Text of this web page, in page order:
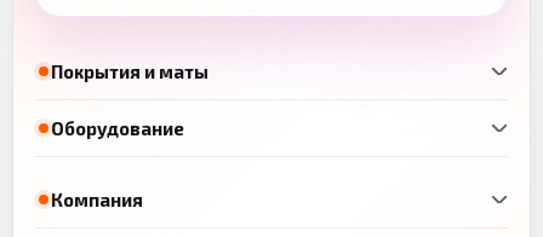
Покрытия и маты
Оборудование
Компания